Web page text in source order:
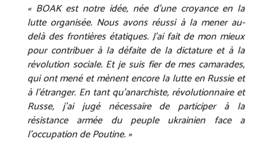
« BOAK est notre idée, née d’une croyance en la
lutte organisée. Nous avons réussi à la mener au-
delà des frontières étatiques. J’ai fait de mon mieux
pour contribuer à la défaite de la dictature et à la
révolution sociale. Et je suis fier de mes camarades,
qui ont mené et mènent encore la lutte en Russie et
à l’étranger. En tant qu’anarchiste, révolutionnaire et
Russe, j’ai jugé nécessaire de participer à la
résistance armée du peuple ukrainien face a
l’occupation de Poutine. »